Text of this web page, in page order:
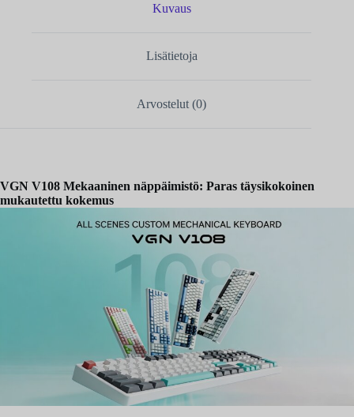
Kuvaus
Lisätietoja
Arvostelut (0)
VGN V108 Mekaaninen näppäimistö: Paras täysikokoinen
mukautettu kokemus